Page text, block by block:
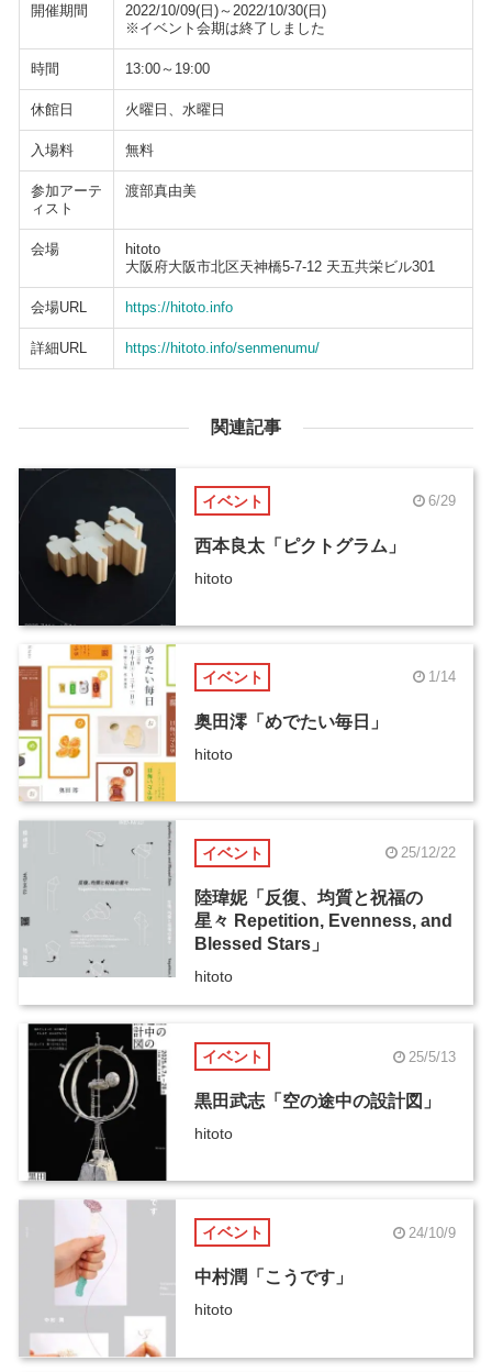
開催期間
2022/10/09(日)～2022/10/30(日)
※イベント会期は終了しました
時間 13:00～19:00
休館日 火曜日、水曜日
入場料 無料
参加アーテ
ィスト
渡部真由美
会場
hitoto
大阪府大阪市北区天神橋5-7-12 天五共栄ビル301
会場URL https://hitoto.info
詳細URL https://hitoto.info/senmenumu/
関連記事
イベント 6/29
西本良太「ピクトグラム」
hitoto
イベント 1/14
奥田澪「めでたい毎日」
hitoto
イベント 25/12/22
陸瑋妮「反復、均質と祝福の
星々 Repetition, Evenness, and
Blessed Stars」
hitoto
イベント 25/5/13
黒田武志「空の途中の設計図」
hitoto
イベント 24/10/9
中村潤「こうです」
hitoto